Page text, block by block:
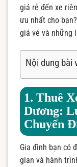
giá rẻ đến xe
ưu nhất cho
giá vé và những
Nội dung bài
1. Thuê
Dương:
Chuyến
Gia đình bạn có
gian và hành